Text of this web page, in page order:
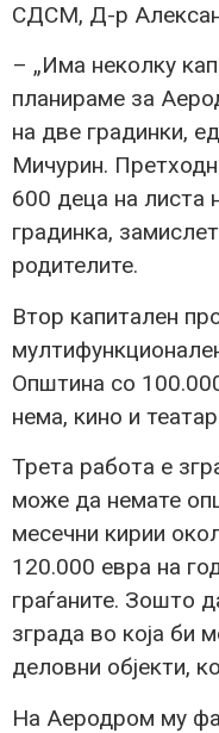
СДСМ, Д-р
– „Има неколку
планираме за
на две градинки,
Мичурин.
600 деца на листа
градинка,
родителите.
Втор капитален
Општина со
нема, кино и
Трета работа е
може да немате
месечни кирии
120.000 евра на
граѓаните. Зошто
зграда во која би
деловни објекти,
На Аеродром му